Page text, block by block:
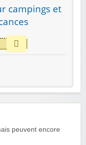
campings et
peuvent encore